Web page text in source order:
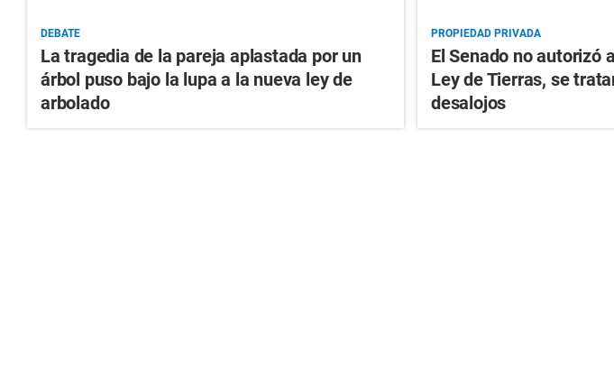
DEBATE
La tragedia de la pareja aplastada por un
árbol puso bajo la lupa a la nueva ley de
arbolado
PROPIEDAD PRIVADA
El Senado no autorizó
Ley de Tierras, se
desalojos